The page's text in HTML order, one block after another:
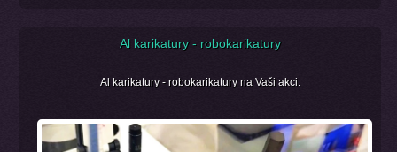
Al karikatury - robokarikatury
Al karikatury - robokarikatury na Vaši akci.